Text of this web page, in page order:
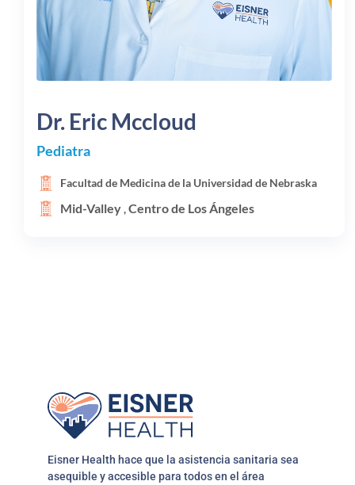
Dr. Eric Mccloud
Pediatra
Facultad de Medicina de la Universidad de Nebraska
Mid-Valley,Centro de Los Ángeles
Eisner Health hace que la asistencia sanitaria sea
asequible y accesible para todos en el área